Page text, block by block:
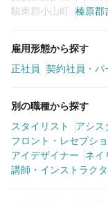
駿東郡小山町
榛原郡
雇用形態から探す
正社員
契約社員・パ
別の職種から探す
スタイリスト
アシス
フロント・レセプシ
アイデザイナー
ネイ
講師・インストラク